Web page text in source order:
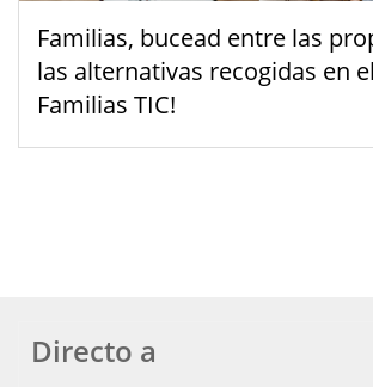
Familias, bucead entre las
las alternativas recogidas en
Familias TIC!
Directo a